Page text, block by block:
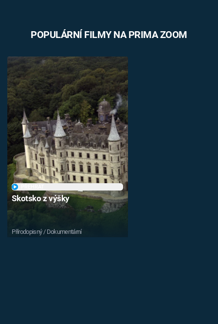
POPULÁRNÍ FILMY NA PRIMA ZOOM
Skotsko z výšky
Přírodopisný / Dokumentární